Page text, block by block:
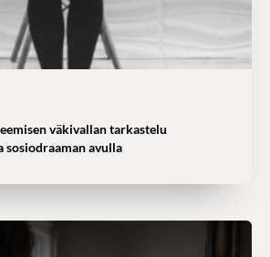
väkivallan tarkastelu
sosiodraaman avulla